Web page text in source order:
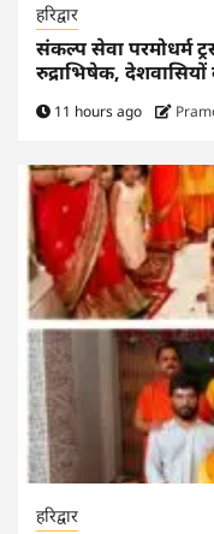
हरिद्वार
संकल्प सेवा परमोधर्म
रुद्राभिषेक,
11 hours ago
हरिद्वार